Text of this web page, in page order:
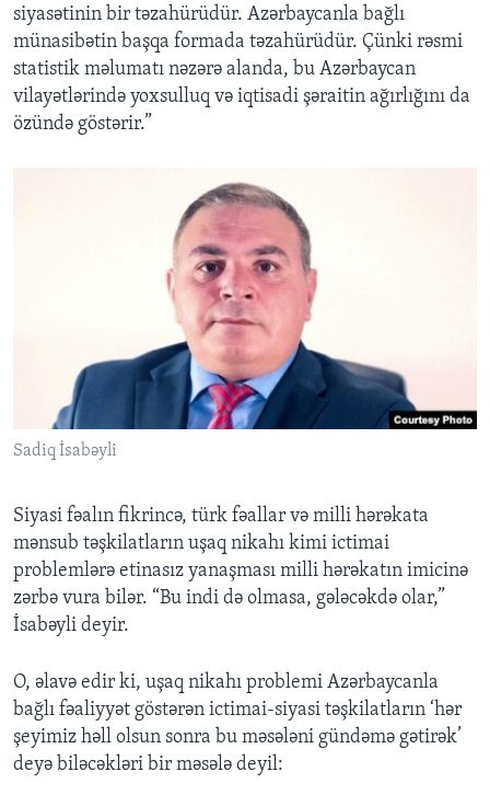
siyasətinin bir təzahürüdür. Azərbaycanla bağlı
münasibətin başqa formada təzahürüdür. Çünki rəsmi
statistik məlumatı nəzərə alanda, bu Azərbaycan
vilayətlərində yoxsulluq və iqtisadi şəraitin ağırlığını da
özündə göstərir.”
Sadiq İsabəyli
Siyasi fəalın fikrincə, türk fəallar və milli hərəkata
mənsub təşkilatların uşaq nikahı kimi ictimai
problemlərə etinasız yanaşması milli hərəkatın imicinə
zərbə vura bilər. “Bu indi də olmasa, gələcəkdə olar,”
İsabəyli deyir.
O, əlavə edir ki, uşaq nikahı problemi Azərbaycanla
bağlı fəaliyyət göstərən ictimai-siyasi təşkilatların ‘hər
şeyimiz həll olsun sonra bu məsələni gündəmə gətirək’
deyə biləcəkləri bir məsələ deyil: